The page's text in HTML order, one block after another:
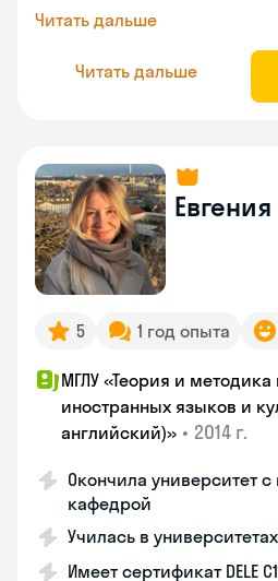
Читать дальше
Читать дальше
Евгения
5 1 год опыта
МГЛУ «Теория и
иностранных языков и
английский)» • 2014 г.
Окончила университет
кафедрой
Училась в
Имеет сертификат DELE C1